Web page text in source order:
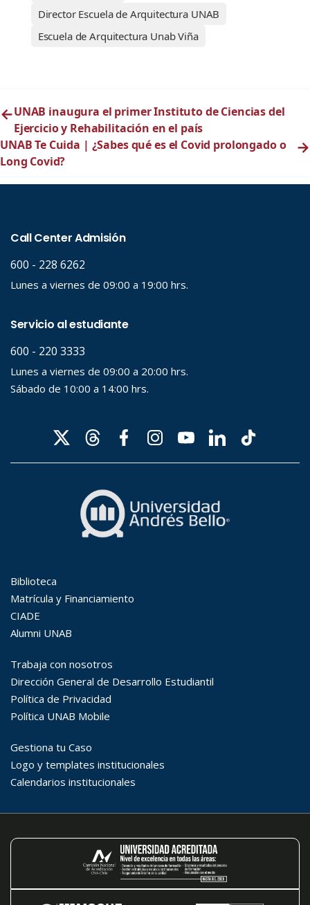
Director Escuela de Arquitectura UNAB
Escuela de Arquitectura Unab Viña
←UNAB inaugura el primer Instituto de Ciencias del
Ejercicio y Rehabilitación en el país
UNAB Te Cuida | ¿Sabes qué es el Covid prolongado o
Long Covid?
→